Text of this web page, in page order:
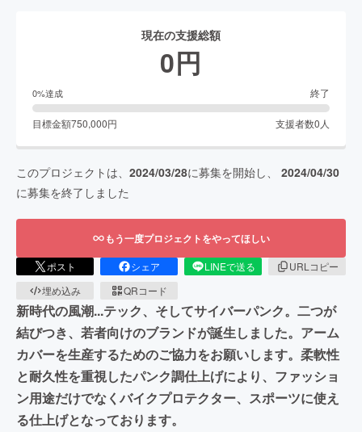
現在の支援総額
0円
0%達成 終了
目標金額750,000円 支援者数0人
このプロジェクトは、 2024/03/28に募集を開始し、 2024/04/30
に募集を終了しました
もう一度プロジェクトをやってほしい
ポスト シェア LINEで送る
URLコピー
埋め込み
QRコード
新時代の風潮...テック、そしてサイバーパンク。二つが
結びつき、若者向けのブランドが誕生しました。アーム
カバーを生産するためのご協力をお願いします。柔軟性
と耐久性を重視したパンク調仕上げにより、ファッショ
ン用途だけでなくバイクプロテクター、スポーツに使え
る仕上げとなっております。